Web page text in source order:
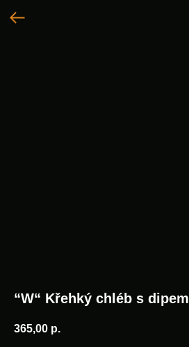
“W“ Křehký chléb s dipem
365,00 р.